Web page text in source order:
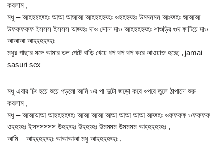
করলাম ,
মধু – আহহহহহ্হঃ আআ আআআ আহহহহহ্হঃ ওহহহহ্হঃ উমমমমম আঃহ্হ্হঃ আআআ
উফফফফফ ইসসস ইসসস আহ্হ্হঃ দাও সোনা দাও আহহহহহ্হঃ শাশুড়ির গুদ ফাটিয়ে দাও
আআআ আহহহহহ্হঃ
মধুর পাছার সঙ্গে আমার তল পেটে বাড়ি খেয়ে থপ থপ থপ করে আওয়াজ হচ্ছে , jamai
sasuri sex
মধু এবার চিৎ হয়ে শুয়ে পড়লো আমি ওর পা দুটো জড়ো করে ওপরে তুলে ঠাপানো শুরু
করলাম ,
মধু – আআআআ আহহহহহ্হঃ আআ আআ আআ আআ আআ আহ্হ্হঃ ওফফফফ ওফফফফ
ওহহহ্হঃ ইসসসসসস উহহহ্হঃ উহহহ্হঃ উমমমম উমমমম আহহহহহ্হঃ ,
আমি – আহহহহহ্হঃ আআআআ মধু আহহহহহ্হঃ ,